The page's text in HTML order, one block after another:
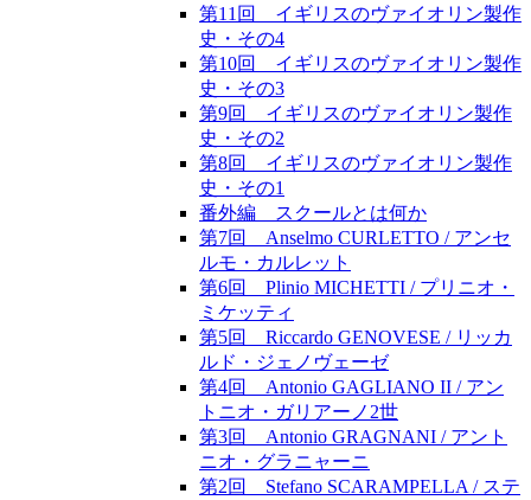
第11回 イギリスのヴァイオリン製作
史・その4
第10回 イギリスのヴァイオリン製作
史・その3
第9回 イギリスのヴァイオリン製作
史・その2
第8回 イギリスのヴァイオリン製作
史・その1
番外編 スクールとは何か
第7回 Anselmo CURLETTO / アンセ
ルモ・カルレット
第6回 Plinio MICHETTI / プリニオ・
ミケッティ
第5回 Riccardo GENOVESE / リッカ
ルド・ジェノヴェーゼ
第4回 Antonio GAGLIANO II / アン
トニオ・ガリアーノ2世
第3回 Antonio GRAGNANI / アント
ニオ・グラニャーニ
第2回 Stefano SCARAMPELLA / ステ